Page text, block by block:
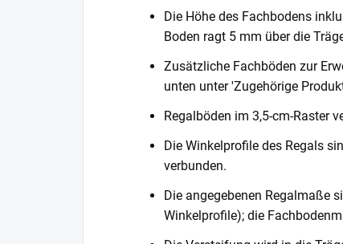
Die Höhe des Fachbodens
Boden ragt 5 mm über die
Zusätzliche Fachböden zur
unten unter 'Zugehörige
Regalböden im 3,5-cm-Raster
Die Winkelprofile des Regals
verbunden.
Die angegebenen Regalmaße
Winkelprofile); die